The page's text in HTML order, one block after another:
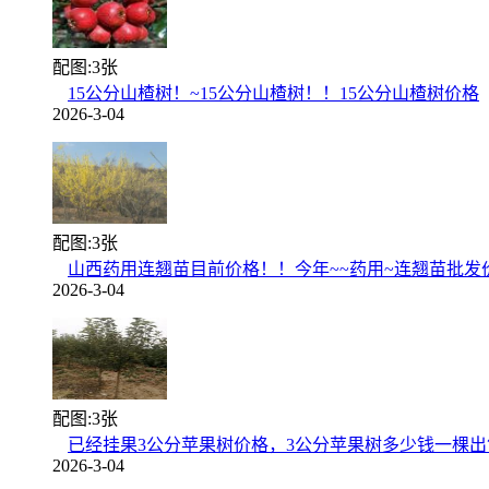
配图:3张
15公分山楂树！~15公分山楂树！！15公分山楂树价格
2026-3-04
配图:3张
山西药用连翘苗目前价格！！今年~~药用~连翘苗批发
2026-3-04
配图:3张
已经挂果3公分苹果树价格，3公分苹果树多少钱一棵出
2026-3-04